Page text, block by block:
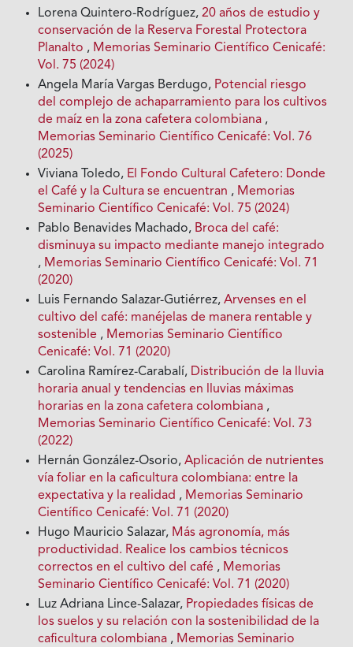
Lorena Quintero-Rodríguez,20 años de estudio y
conservación de la Reserva Forestal Protectora
Planalto , Memorias Seminario Científico Cenicafé:
Vol. 75 (2024)
Angela María Vargas Berdugo, Potencial riesgo
del complejo de achaparramiento para los cultivos
de maíz en la zona cafetera colombiana ,
Memorias Seminario Científico Cenicafé: Vol. 76
(2025)
Viviana Toledo, El Fondo Cultural Cafetero: Donde
el Café y la Cultura se encuentran , Memorias
Seminario Científico Cenicafé: Vol. 75 (2024)
Pablo Benavides Machado, Broca del café:
disminuya su impacto mediante manejo integrado
, Memorias Seminario Científico Cenicafé: Vol. 71
(2020)
Luis Fernando Salazar-Gutiérrez,Arvenses en el
cultivo del café: manéjelas de manera rentable y
sostenible , Memorias Seminario Científico
Cenicafé: Vol. 71 (2020)
Carolina Ramírez-Carabalí, Distribución de la lluvia
horaria anual y tendencias en lluvias máximas
horarias en la zona cafetera colombiana ,
Memorias Seminario Científico Cenicafé: Vol. 73
(2022)
Hernán González-Osorio,Aplicación de nutrientes
vía foliar en la caficultura colombiana: entre la
expectativa y la realidad , Memorias Seminario
Científico Cenicafé: Vol. 71 (2020)
Hugo Mauricio Salazar, Más agronomía, más
productividad. Realice los cambios técnicos
correctos en el cultivo del café , Memorias
Seminario Científico Cenicafé: Vol. 71 (2020)
Luz Adriana Lince-Salazar, Propiedades físicas de
los suelos y su relación con la sostenibilidad de la
caficultura colombiana , Memorias Seminario